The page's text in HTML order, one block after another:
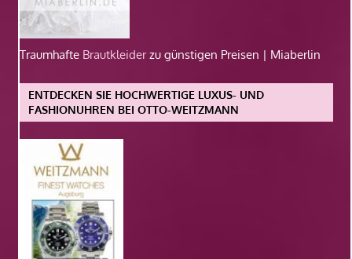
Traumhafte Brautkleiderzu günstigen Preisen | Miaberlin
ENTDECKEN SIE HOCHWERTIGE LUXUS- UND
FASHIONUHREN BEI OTTO-WEITZMANN